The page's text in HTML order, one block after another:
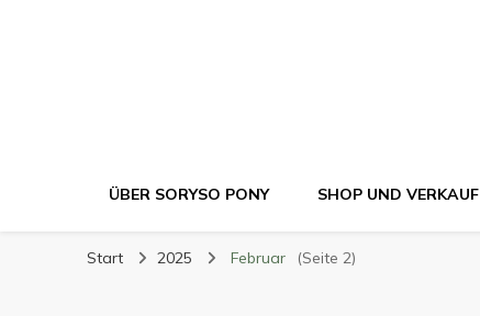
ÜBER SORYSO PONY SHOP UND VERKAUF
Start 2025 Februar (Seite 2)